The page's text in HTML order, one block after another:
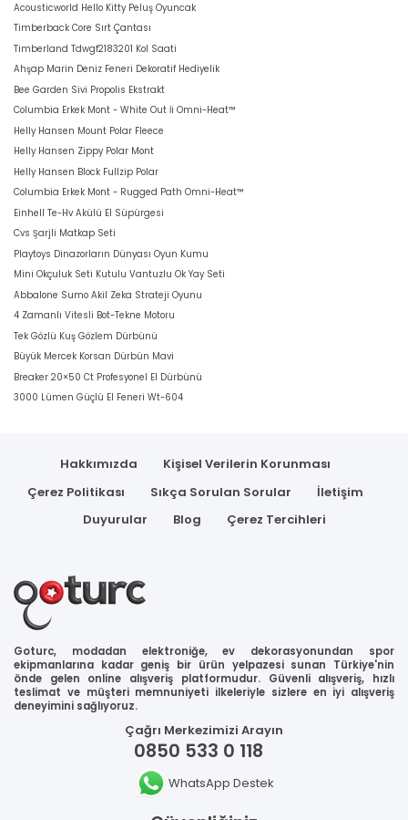
Acousticworld Hello Kitty Peluş Oyuncak
Timberback Core Sırt Çantası
Timberland Tdwgf2183201 Kol Saati
Ahşap Marin Deniz Feneri Dekoratif Hediyelik
Bee Garden Sivi Propolis Ekstrakt
Columbia Erkek Mont - White Out İi Omni-Heat™
Helly Hansen Mount Polar Fleece
Helly Hansen Zippy Polar Mont
Helly Hansen Block Fullzip Polar
Columbia Erkek Mont - Rugged Path Omni-Heat™
Einhell Te-Hv Akülü El Süpürgesi
Cvs Şarjli Matkap Seti
Playtoys Dinazorların Dünyası Oyun Kumu
Mini Okçuluk Seti Kutulu Vantuzlu Ok Yay Seti
Abbalone Sumo Akil Zeka Strateji Oyunu
4 Zamanlı Vitesli Bot-Tekne Motoru
Tek Gözlü Kuş Gözlem Dürbünü
Büyük Mercek Korsan Dürbün Mavi
Breaker 20×50 Ct Profesyonel El Dürbünü
3000 Lümen Güçlü El Feneri Wt-604
Hakkımızda
Kişisel Verilerin Korunması
Çerez Politikası
Sıkça Sorulan Sorular
İletişim
Duyurular
Blog Çerez Tercihleri
Goturc, modadan elektroniğe, ev dekorasyonundan spor
ekipmanlarına kadar geniş bir ürün yelpazesi sunan Türkiye'nin
önde gelen online alışveriş platformudur. Güvenli alışveriş, hızlı
teslimat ve müşteri memnuniyeti ilkeleriyle sizlere en iyi alışveriş
deneyimini sağlıyoruz.
Çağrı Merkezimizi Arayın
0850 533 0 118
WhatsApp Destek